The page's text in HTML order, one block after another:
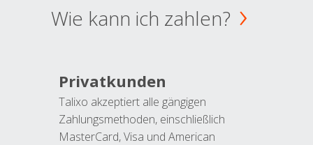
Wie kann ich zahlen?
Privatkunden
Talixo akzeptiert alle gängigen
Zahlungsmethoden, einschließlich
MasterCard, Visa und American